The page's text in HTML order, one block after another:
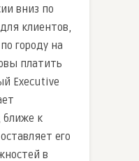
вниз по
клиентов,
городу на
платить
Executive
к
его
в